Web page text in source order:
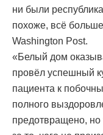
ни были
похоже, всё
Washington Post.
«Белый дом
провёл успешный
пациента к
полного
предотвращено, но